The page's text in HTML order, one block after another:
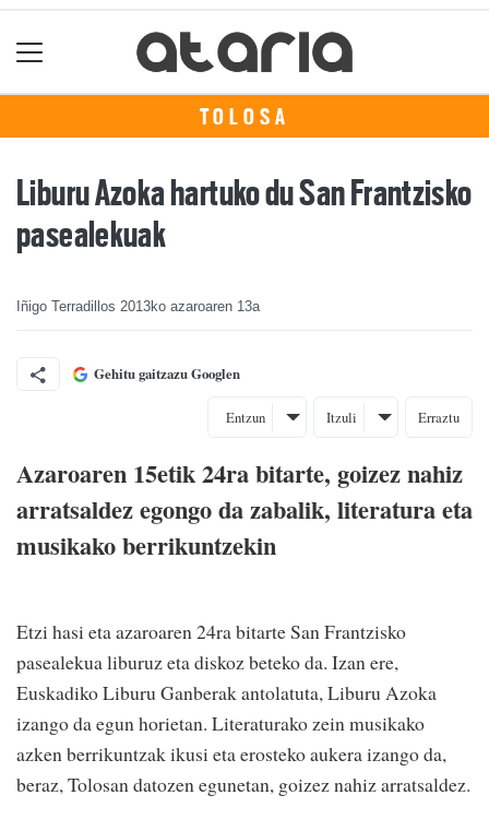
TOLOSA
Liburu Azoka hartuko du San Frantzisko
pasealekuak
Iñigo Terradillos 2013ko azaroaren 13a
Gehitu gaitzazu Googlen
Entzun Itzuli Erraztu
Azaroaren 15etik 24ra bitarte, goizez nahiz
arratsaldez egongo da zabalik, literatura eta
musikako berrikuntzekin
Etzi hasi eta azaroaren 24ra bitarte San Frantzisko
pasealekua liburuz eta diskoz beteko da. Izan ere,
Euskadiko Liburu Ganberak antolatuta, Liburu Azoka
izango da egun horietan. Literaturako zein musikako
azken berrikuntzak ikusi eta erosteko aukera izango da,
beraz, Tolosan datozen egunetan, goizez nahiz arratsaldez.